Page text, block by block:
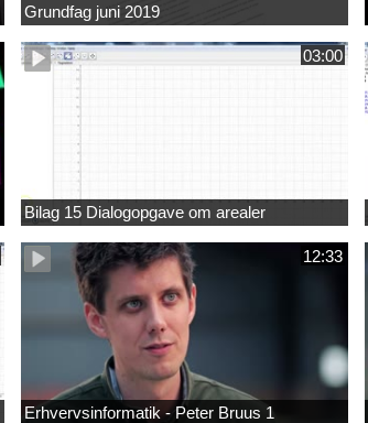
Grundfag juni 2019
03:00
Bilag 15 Dialogopgave om arealer
12:33
Erhvervsinformatik - Peter Bruus 1